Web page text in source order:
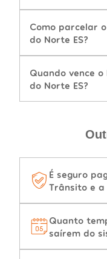
Como parcelar
do Norte ES?
Quando vence o
do Norte ES?
É seguro
Trânsito e a
Quanto
saírem do